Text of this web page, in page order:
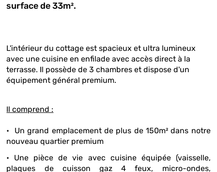
surface de 33m².
L'intérieur du cottage est spacieux et ultra lumineux
avec une cuisine en enfilade avec accès direct à la
terrasse. Il possède de 3 chambres et dispose d'un
équipement général premium.
Il comprend :
• Un grand emplacement de plus de 150m² dans notre
nouveau quartier premium
• Une pièce de vie avec cuisine équipée (vaisselle,
plaques de cuisson gaz 4 feux, micro-ondes,